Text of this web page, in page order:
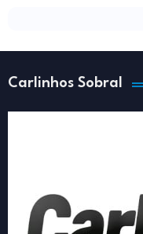
Carlinhos Sobral